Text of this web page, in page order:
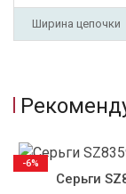
Ширина цепочки
Серьги
-6%